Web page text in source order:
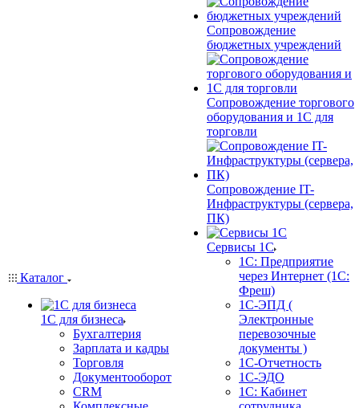
Каталог
1С для бизнеса
Бухгалтерия
Зарплата и кадры
Торговля
Документооборот
CRM
Сопровождение
бюджетных учреждений
Сопровождение торгового
оборудования и 1С для
торговли
Сопровождение IT-
Инфраструктуры (сервера,
ПК)
Сервисы 1С
1С: Предприятие
через Интернет (1С:
Фреш)
1С-ЭПД (
Электронные
перевозочные
документы )
1С-Отчетность
1С-ЭДО
1С: Кабинет